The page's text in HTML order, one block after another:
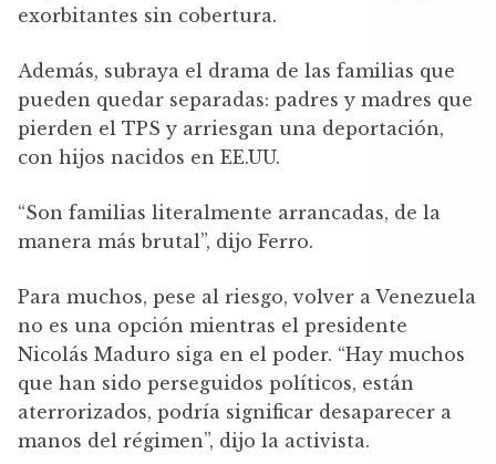
exorbitantes sin cobertura.
Además, subraya el drama de las familias que
pueden quedar separadas: padres y madres que
pierden el TPS y arriesgan una deportación,
con hijos nacidos en EE.UU.
“Son familias literalmente arrancadas, de la
manera más brutal”, dijo Ferro.
Para muchos, pese al riesgo, volver a Venezuela
no es una opción mientras el presidente
Nicolás Maduro siga en el poder. “Hay muchos
que han sido perseguidos políticos, están
aterrorizados, podría significar desaparecer a
manos del régimen”, dijo la activista.